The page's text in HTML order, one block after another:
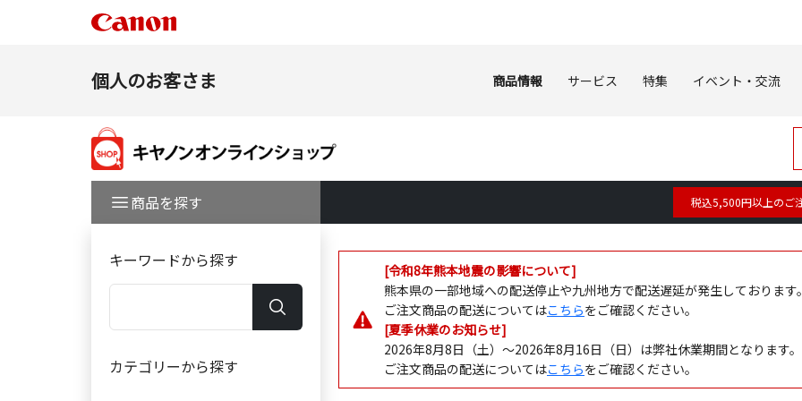
個人のお客さま 商品情報 サービス 特集 イベント・交流
商品を探す
キーワードから探す
カテゴリーから探す
税込5,500円以上のご
[令和8年熊本地震の影響について]
熊本県の一部地域への配送停止や九州地方で配送遅延が発生しております
ご注文商品の配送についてはこちらをご確認ください。
[夏季休業のお知らせ]
2026年8月8日（土）～2026年8月16日（日）は弊社休業期間となります。
ご注文商品の配送についてはこちらをご確認ください。